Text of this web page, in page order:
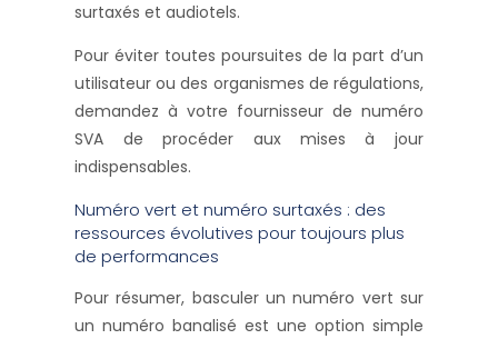
surtaxés et audiotels.
Pour éviter toutes poursuites de la part d’un
utilisateur ou des organismes de régulations,
demandez à votre fournisseur de numéro
SVA de procéder aux mises à jour
indispensables.
Numéro vert et numéro surtaxés : des
ressources évolutives pour toujours plus
de performances
Pour résumer, basculer un numéro vert sur
un numéro banalisé est une option simple